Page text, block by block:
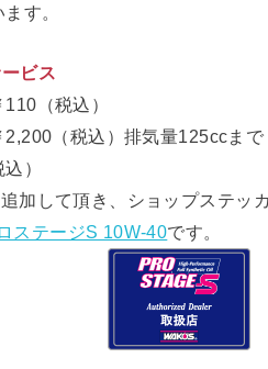
す。
ビス
（税込）
（税込）排気量125ccまで
）
加して頂き、ショップステッ
ステージS 10W-40です。